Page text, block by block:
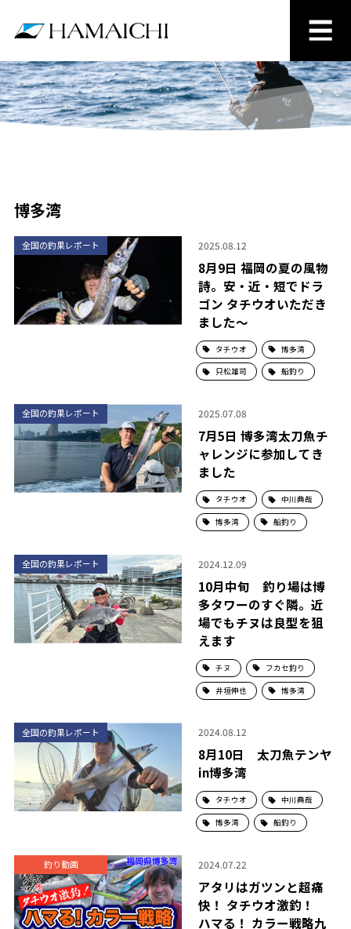
博多湾
全国の釣果レポート 2025.08.12
8月9日 福岡の夏の風物
詩。安・近・短でドラ
ゴン タチウオいただき
ました～
タチウオ 博多湾
只松雄司 船釣り
全国の釣果レポート 2025.07.08
7月5日 博多湾太刀魚チ
ャレンジに参加してき
ました
タチウオ 中川典哉
博多湾 船釣り
全国の釣果レポート 2024.12.09
10月中旬 釣り場は博
多タワーのすぐ隣。近
場でもチヌは良型を狙
えます
チヌ フカセ釣り
井垣伸也 博多湾
全国の釣果レポート 2024.08.12
8月10日 太刀魚テンヤ
in博多湾
タチウオ 中川典哉
博多湾 船釣り
釣り動画 2024.07.22
アタリはガツンと超痛
快！ タチウオ激釣！
ハマる！ カラー戦略九